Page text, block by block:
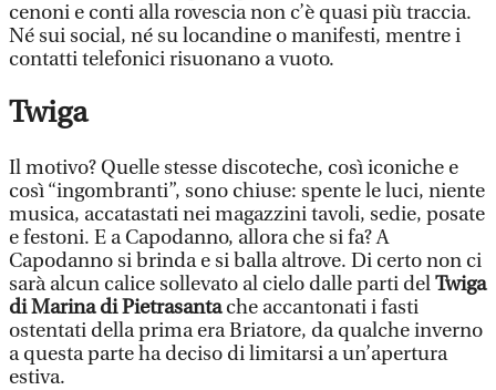
cenoni e conti alla rovescia non c’è quasi più traccia.
Né sui social, né su locandine o manifesti, mentre i
contatti telefonici risuonano a vuoto.
Twiga
Il motivo? Quelle stesse discoteche, così iconiche e
così “ingombranti”, sono chiuse: spente le luci, niente
musica, accatastati nei magazzini tavoli, sedie, posate
e festoni. E a Capodanno, allora che si fa? A
Capodanno si brinda e si balla altrove. Di certo non ci
sarà alcun calice sollevato al cielo dalle parti delTwiga
di Marina di Pietrasantache accantonati i fasti
ostentati della prima era Briatore, da qualche inverno
a questa parte ha deciso di limitarsi a un’apertura
estiva.